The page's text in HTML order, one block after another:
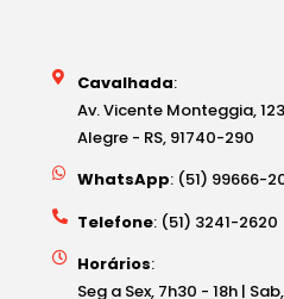
Cavalhada:
Av. Vicente Monteggia,
Alegre - RS, 91740-290
WhatsApp: (51) 99666-
Telefone: (51) 3241-2620
Horários:
Seg a Sex, 7h30 - 18h |